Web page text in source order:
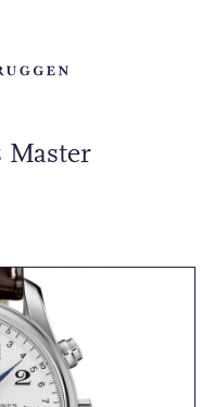
Master